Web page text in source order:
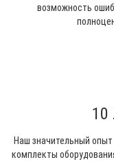
возможность
10
Наш значительный
комплекты